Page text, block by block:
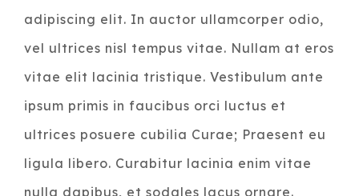
adipiscing elit. In auctor ullamcorper odio,
vel ultrices nisl tempus vitae. Nullam at eros
vitae elit lacinia tristique. Vestibulum ante
ipsum primis in faucibus orci luctus et
ultrices posuere cubilia Curae; Praesent eu
ligula libero. Curabitur lacinia enim vitae
nulla dapibus, et sodales lacus ornare.